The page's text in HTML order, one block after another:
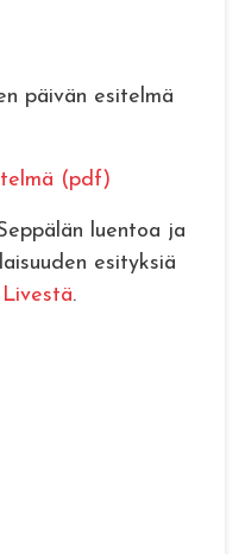
päivän esitelmä
(pdf)
luentoa ja
esityksiä
.